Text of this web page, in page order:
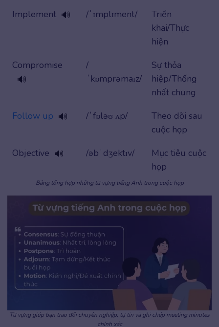
Implement 🔊 /ˈɪmplɪment/
Triển
khai/Thực
hiện
Compromise
🔊
/
ˈkɒmprəmaɪz/
Sự thỏa
hiệp/Thống
nhất chung
Follow up 🔊 /ˈfɒləʊ ʌp/
Theo dõi sau
cuộc họp
Objective 🔊 /əbˈdʒektɪv/
Mục tiêu cuộc
họp
Bảng tổng hợp những từ vựng tiếng Anh trong cuộc họp
Từ vựng giúp bạn trao đổi chuyên nghiệp, tự tin và ghi chép meeting minutes
chính xác